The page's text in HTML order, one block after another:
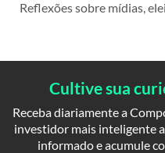
Reflexões sobre mídias,
Cultive sua
Receba diariamente a
investidor mais inteligente
informado e acumule